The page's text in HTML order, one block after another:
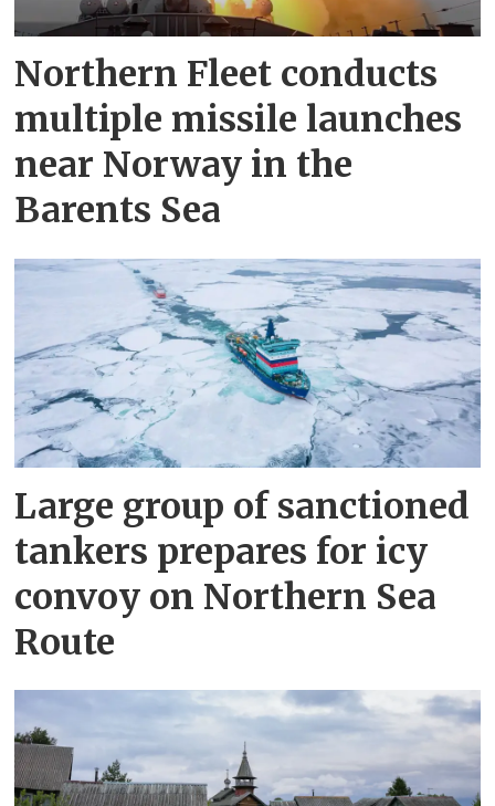
Northern Fleet conducts
multiple missile launches
near Norway in the
Barents Sea
Large group of sanctioned
tankers prepares for icy
convoy on Northern Sea
Route